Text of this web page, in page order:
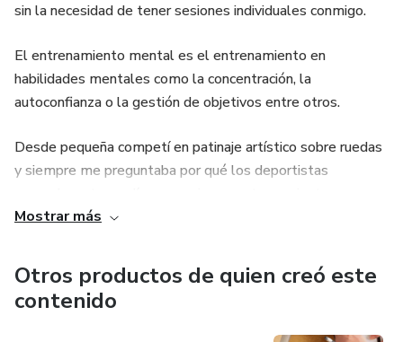
💸 Precio: 59 €
rendir como sabes que puedes.
sin la necesidad de tener sesiones individuales conmigo.
El entrenamiento mental es el entrenamiento en
habilidades mentales como la concentración, la
autoconfianza o la gestión de objetivos entre otros.
Desde pequeña competí en patinaje artístico sobre ruedas
y siempre me preguntaba por qué los deportistas
competición. Esto me llevó a estudiar psicología y luego
Hoy me dedico a ayudar a las personas a aumentar su
rendimiento.
Mostrar más
Otros productos de quien creó este
contenido